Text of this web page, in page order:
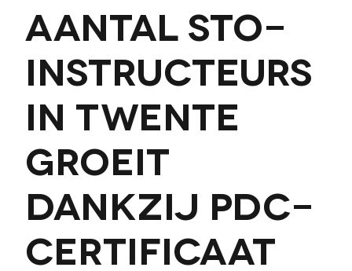
Aantal STO-
instructeurs
in Twente
groeit
dankzij PDC-
certificaat